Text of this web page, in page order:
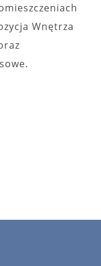
Wnętrza